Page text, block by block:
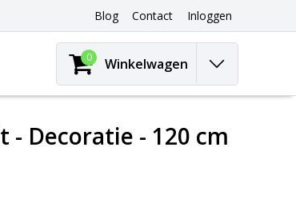
Blog Contact Inloggen
0 Winkelwagen
- Decoratie - 120 cm